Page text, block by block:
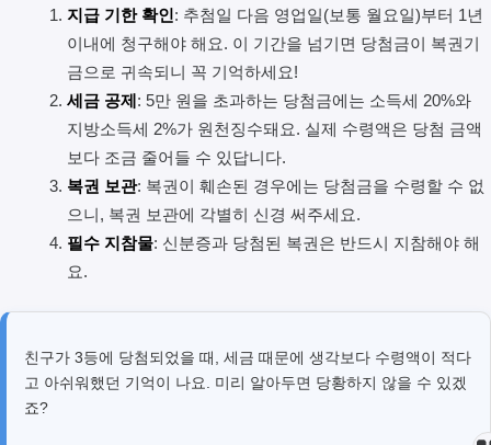
지급 기한 확인: 추첨일 다음 영업일(보통 월요일)부터 1년
이내에 청구해야 해요. 이 기간을 넘기면 당첨금이 복권기
금으로 귀속되니 꼭 기억하세요!
세금 공제: 5만 원을 초과하는 당첨금에는 소득세 20%와
지방소득세 2%가 원천징수돼요. 실제 수령액은 당첨 금액
보다 조금 줄어들 수 있답니다.
복권 보관: 복권이 훼손된 경우에는 당첨금을 수령할 수 없
으니, 복권 보관에 각별히 신경 써주세요.
필수 지참물: 신분증과 당첨된 복권은 반드시 지참해야 해
요.
친구가 3등에 당첨되었을 때, 세금 때문에 생각보다 수령액이 적다
고 아쉬워했던 기억이 나요. 미리 알아두면 당황하지 않을 수 있겠
죠?